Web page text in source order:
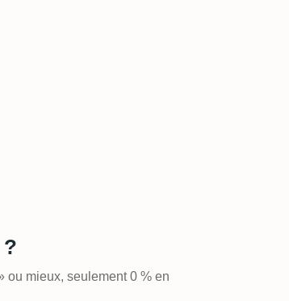
ou mieux, seulement 0 % en